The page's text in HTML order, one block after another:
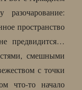
пространство
предвидится…
смешными
с точки
что-то начало